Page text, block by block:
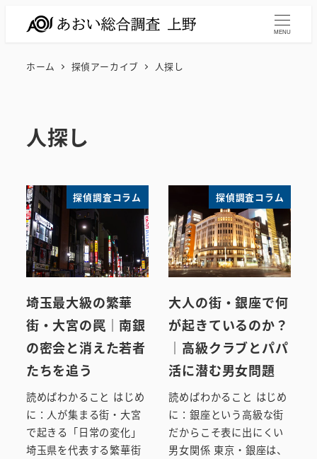
MENU
ホーム 探偵アーカイブ 人探し
人探し
探偵調査コラム
埼玉最大級の繁華
街・大宮の罠｜南銀
の密会と消えた若者
たちを追う
読めばわかること はじめ
に：人が集まる街・大宮
で起きる「日常の変化」
埼玉県を代表する繁華街
探偵調査コラム
大人の街・銀座で何
が起きているのか？
｜高級クラブとパパ
活に潜む男女問題
読めばわかること はじめ
に：銀座という高級な街
だからこそ表に出にくい
男女関係 東京・銀座は、